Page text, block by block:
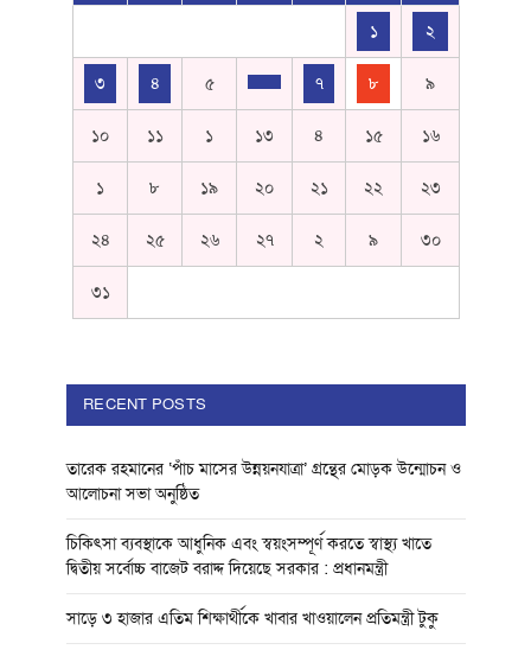
১ ২
৩ ৪ ৫ ৭ ৮ ৯
১০ ১১ ১ ১৩ ৪ ১৫ ১৬
১ ৮ ১৯ ২০ ২১ ২২ ২৩
২৪ ২৫ ২৬ ২৭ ২ ৯ ৩০
৩১
RECENT POSTS
তারেক রহমানের ‘পাঁচ মাসের উন্নয়নযাত্রা’ গ্রন্থের মোড়ক উন্মোচন ও
আলোচনা সভা অনুষ্ঠিত
চিকিৎসা ব্যবস্থাকে আধুনিক এবং স্বয়ংসম্পূর্ণ করতে স্বাস্থ্য খাতে
দ্বিতীয় সর্বোচ্চ বাজেট বরাদ্দ দিয়েছে সরকার : প্রধানমন্ত্রী
সাড়ে ৩ হাজার এতিম শিক্ষার্থীকে খাবার খাওয়ালেন প্রতিমন্ত্রী টুকু